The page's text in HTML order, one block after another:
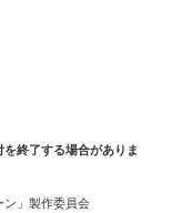
終了する場合がありま
ン」製作委員会